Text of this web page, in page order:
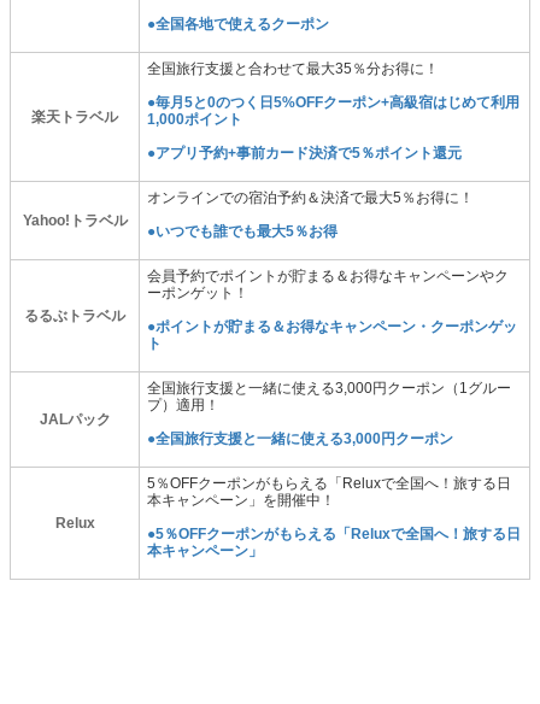
●全国各地で使えるクーポン
楽天トラベル
全国旅行支援と合わせて最大35％分お得に！
●毎月5と0のつく日5%OFFクーポン+高級宿はじめて利用
1,000ポイント
●アプリ予約+事前カード決済で5％ポイント還元
Yahoo!トラベル
オンラインでの宿泊予約＆決済で最大5％お得に！
●いつでも誰でも最大5％お得
るるぶトラベル
会員予約でポイントが貯まる＆お得なキャンペーンやク
ーポンゲット！
●ポイントが貯まる＆お得なキャンペーン・クーポンゲッ
ト
JALパック
全国旅行支援と一緒に使える3,000円クーポン（1グルー
プ）適用！
●全国旅行支援と一緒に使える3,000円クーポン
Relux
5％OFFクーポンがもらえる「Reluxで全国へ！旅する日
本キャンペーン」を開催中！
●5％OFFクーポンがもらえる「Reluxで全国へ！旅する日
本キャンペーン」